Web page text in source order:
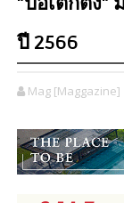
ปี 2566
Mag [Maggazine]